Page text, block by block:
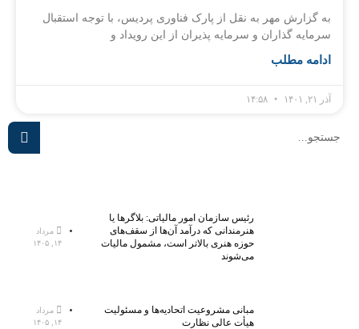
به گزارش مهر به نقل از پارک فناوری پردیس، با توجه استقبال
سرمایه گذاران و سرمایه پذیران از این رویداد و
ادامه مطلب
آذر ۲۱, ۱۴۰۱
رئیس سازمان امور مالیاتی: بلاگر‌ها یا
هنرمندانی که درآمد آن‌ها از سقف‌های
حوزه هنری بالاتر است، مشمول مالیات
می‌شوند
مرداد
۱۴, ۱۴۰۵
مبانی مشروعیت اتحادیه‌ها و مسئولیت
هیأت عالی نظارت
مرداد
۱۴, ۱۴۰۵